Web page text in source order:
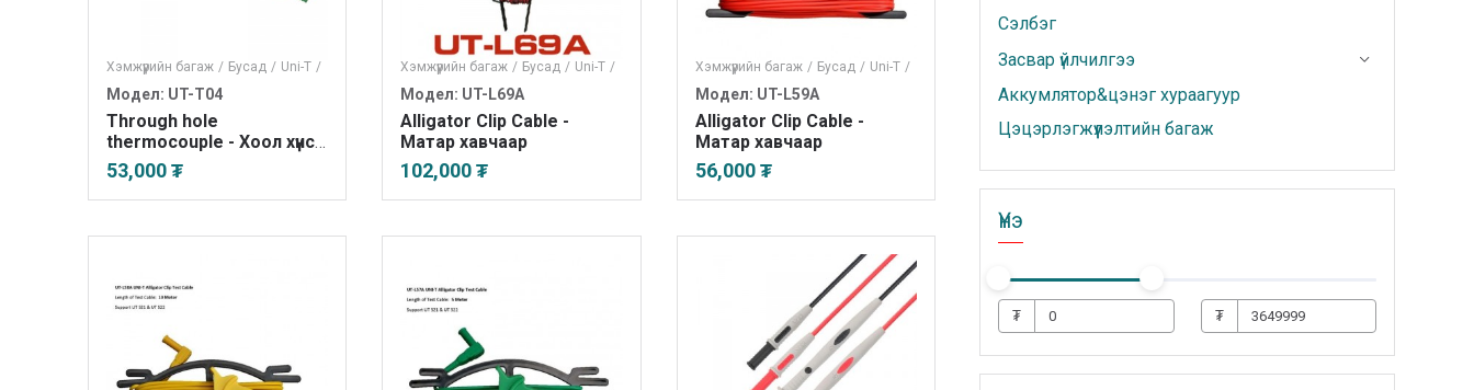
Хэмжүүрийн багаж / Бусад / Uni-T /
Модел: UT-T04
Through hole
thermocouple - Хоол хүнс
болон шингэн хэмжинэ
53,000 ₮
Хэмжүүрийн багаж / Бусад / Uni-T /
Модел: UT-L69A
Alligator Clip Cable -
Матар хавчаар
102,000 ₮
Хэмжүүрийн багаж / Бусад / Uni-T /
Модел: UT-L59A
Alligator Clip Cable -
Матар хавчаар
56,000 ₮
Сэлбэг
Засвар үйлчилгээ
Аккумлятор&цэнэг хураагуур
Цэцэрлэгжүүлэлтийн багаж
Үнэ
₮ ₮